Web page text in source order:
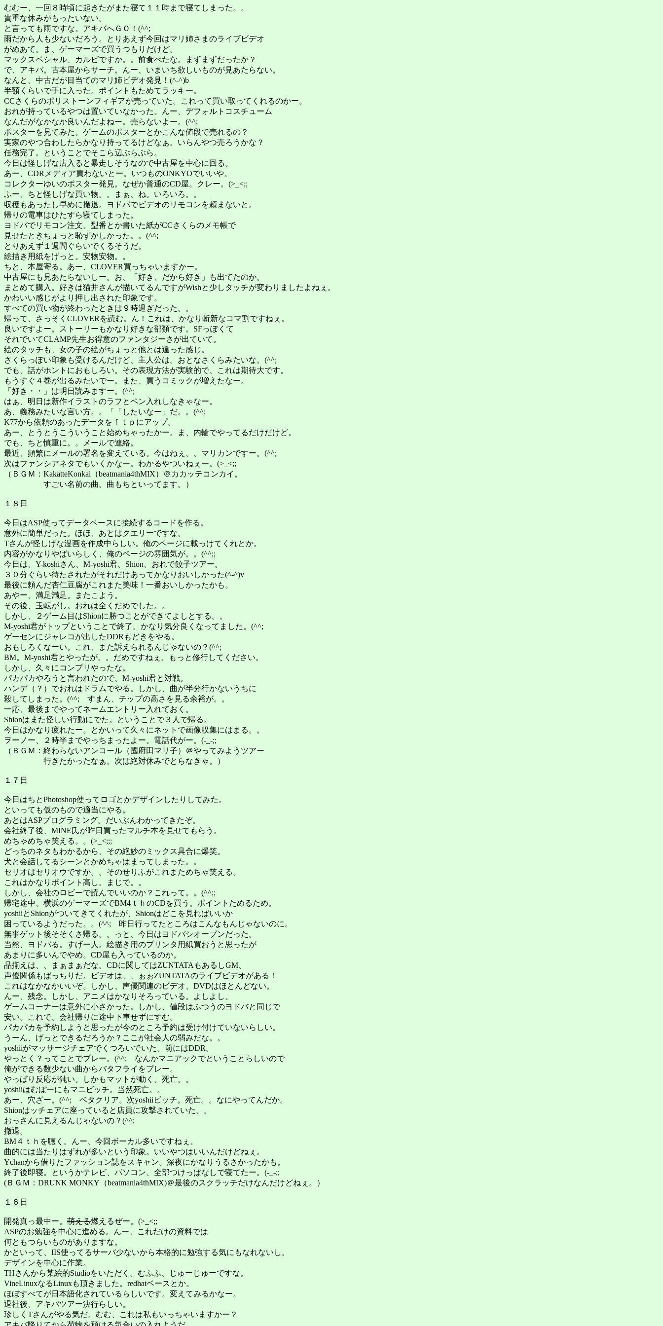
むむー、一回８時頃に起きたがまた寝て１１時まで寝てしまった。。
貴重な休みがもったいない。
と言っても雨ですな。アキバへＧＯ！(^^;
雨だから人も少ないだろう。とりあえず今回はマリ姉さまのライブビデオ
がめあて。ま、ゲーマーズで買うつもりだけど。
マックスペシャル、カルビですか。。前食べたな。まずまずだったか？
で、アキバ。古本屋からサーチ。んー、いまいち欲しいものが見あたらない。
なんと、中古だが目当てのマリ姉ビデオ発見！(^-^)b
半額くらいで手に入った。ポイントもためてラッキー。
CCさくらのポリストーンフィギアが売っていた。これって買い取ってくれるのかー。
おれが持っているやつは置いていなかった。んー、デフォルトコスチューム
なんだがなかなか良いんだよねー。売らないよー。(^^;
ポスターを見てみた。ゲームのポスターとかこんな値段で売れるの？
実家のやつ合わしたらかなり持ってるけどなぁ。いらんやつ売ろうかな？
任務完了。ということでそこら辺ぶらぶら。
今日は怪しげな店入ると暴走しそうなので中古屋を中心に回る。
あー、CDRメディア買わないとー。いつものONKYOでいいや。
コレクターゆいのポスター発見。なぜか普通のCD屋。クレー。(>_<;;
ふー、ちと怪しげな買い物。。まぁ、ね。いろいろ。。
収穫もあったし早めに撤退。ヨドバでビデオのリモコンを頼まないと。
帰りの電車はひたすら寝てしまった。
ヨドバでリモコン注文。型番とか書いた紙がCCさくらのメモ帳で
見せたときちょっと恥ずかしかった。。(^^;
とりあえず１週間ぐらいでくるそうだ。
絵描き用紙をげっと。安物安物。。
ちと、本屋寄る。あー、CLOVER買っちゃいますかー。
中古屋にも見あたらないしー。お、「好き、だから好き」も出てたのか。
まとめて購入。好きは猫井さんが描いてるんですがWishと少しタッチが変わりましたよねぇ。
かわいい感じがより押し出された印象です。
すべての買い物が終わったときは９時過ぎだった。。
帰って、さっそくCLOVERを読む。ん！これは、かなり斬新なコマ割ですねぇ。
良いですよー。ストーリーもかなり好きな部類です。SFっぽくて
それでいてCLAMP先生お得意のファンタジーさが出ていて。
絵のタッチも、女の子の絵がちょっと他とは違った感じ。
さくらっぽい印象も受けるんだけど、主人公は。おとなさくらみたいな。(^^;
でも、話がホントにおもしろい。その表現方法が実験的で、これは期待大です。
もうすぐ４巻が出るみたいでー。また、買うコミックが増えたなー。
「好き・・」は明日読みますー。(^^;
はぁ、明日は新作イラストのラフとペン入れしなきゃなー。
あ、義務みたいな言い方。。「「したいなー」だ。。(^^;
K77から依頼のあったデータをｆｔｐにアップ。
あー、とうとうこういうこと始めちゃったかー。ま、内輪でやってるだけだけど。
でも、ちと慎重に。。メールで連絡。
最近、頻繁にメールの署名を変えている。今はねぇ、、マリカンですー。(^^;
次はファンシアネタでもいくかなー。わかるやついねぇー。(>_<;;
（ＢＧＭ：KakatteKonkai（beatmania4thMIX）＠カカッテコンカイ。
すごい名前の曲。曲もちといってます。）
１８日
今日はASP使ってデータベースに接続するコードを作る。
意外に簡単だった。ほほ、あとはクエリーですな。
Tさんが怪しげな漫画を作成中らしい。俺のページに載っけてくれとか。
内容がかなりやばいらしく、俺のページの雰囲気が。。(^^;;
今日は、Y-koshiさん、M-yoshi君、Shion、おれで餃子ツアー。
３０分ぐらい待たされたがそれだけあってかなりおいしかった(^-^)v
最後に頼んだ杏仁豆腐がこれまた美味！一番おいしかったかも。
あやー、満足満足。またこよう。
その後、玉転がし。おれは全くだめでした。。
しかし、２ゲーム目はShionに勝つことができてよしとする。。
M-yoshi君がトップということで終了。かなり気分良くなってました。(^^;
ゲーセンにジャレコが出したDDRもどきをやる。
おもしろくなーい。これ、また訴えられるんじゃないの？(^^;
BM。M-yoshi君とやったが。。だめですねぇ。もっと修行してください。
しかし、久々にコンプリやったな。
パカパカやろうと言われたので、M-yoshi君と対戦。
ハンデ（？）でおれはドラムでやる。しかし、曲が半分行かないうちに
殺してしまった。(^^; すまん、チップの高さを見る余裕が。。
一応、最後までやってネームエントリー入れておく。
Shionはまた怪しい行動にでた。ということで３人で帰る。
今日はかなり疲れたー。とかいって久々にネットで画像収集にはまる。。
ヲーノー、２時半までやっちまったよー。電話代がー。(-_-;;
（ＢＧＭ：終わらないアンコール（國府田マリ子）＠やってみようツアー
行きたかったなぁ。次は絶対休みでとらなきゃ。）
１７日
今日はちとPhotoshop使ってロゴとかデザインしたりしてみた。
といっても仮のもので適当にやる。
あとはASPプログラミング。だいぶんわかってきたぞ。
会社終了後、MINE氏が昨日買ったマルチ本を見せてもらう。
めちゃめちゃ笑える。。(>_<;;;
どっちのネタもわかるから、その絶妙のミックス具合に爆笑。
犬と会話してるシーンとかめちゃはまってしまった。。
セリオはセリオウですか。。そのせりふがこれまためちゃ笑える。
これはかなりポイント高し。まじで。。
しかし、会社のロビーで読んでいいのか？これって。。(^^;;
帰宅途中、横浜のゲーマーズでBM4ｔｈのCDを買う。ポイントためるため。
yoshiiとShionがついてきてくれたが、Shionはどこを見ればいいか
困っているようだった。。(^^; 昨日行ってたところはこんなもんじゃないのに。
無事ゲット後そそくさ帰る。。っと、今日はヨドバシオープンだった。
当然、ヨドバる。すげー人。絵描き用のプリンタ用紙買おうと思ったが
あまりに多いんでやめ。CD屋も入っているのか。
品揃えは、、まぁまぁだな。CDに関してはZUNTATAもあるしGM、
声優関係もばっちりだ。ビデオは、、ぉぉZUNTATAのライブビデオがある！
これはなかなかいいぞ。しかし、声優関連のビデオ、DVDはほとんどない。
んー、残念。しかし、アニメはかなりそろっている。よしよし。
ゲームコーナーは意外に小さかった。しかし、値段はふつうのヨドバと同じで
安い。これで、会社帰りに途中下車せずにすむ。
パカパカを予約しようと思ったが今のところ予約は受け付けていないらしい。
うーん、げっとできるだろうか？ここが社会人の弱みだな。。
yoshiiがマッサージチェアでくつろいでいた。前にはDDR。
やっとく？ってことでプレー。(^^; なんかマニアックでということらしいので
俺ができる数少ない曲からバタフライをプレー。
やっぱり反応が鈍い。しかもマットが動く。死亡。。
yoshiiはむぼーにもマニビッチ。当然死亡。。
あー、穴ざー。(^^; ベタクリア。次yoshiiビッチ。死亡。。なにやってんだか。
Shionはッチェアに座っていると店員に攻撃されていた。。
おっさんに見えるんじゃないの？(^^;
撤退。
BM４ｔｈを聴く。んー、今回ボーカル多いですねぇ。
曲的には当たりはずれが多いという印象。いいやつはいいんだけどねぇ。
Ychanから借りたファッション誌をスキャン。深夜にかなりうるさかったかも。
終了後即寝。というかテレビ、パソコン、全部つけっぱなしで寝てたー。(-_-;;
(ＢＧＭ：DRUNK MONKY（beatmania4thMIX)＠最後のスクラッチだけなんだけどねぇ。）
１６日
開発真っ最中ー。 萌える燃えるぜー。(>_<;;
ASPのお勉強を中心に進める。んー、これだけの資料では
何ともつらいものがありますな。
かといって、IIS使ってるサーバ少ないから本格的に勉強する気にもなれないし。
デザインを中心に作業。
THさんから某絵的Studioをいただく。むふふ、じゅーじゅーですな。
VineLinuxなるLinuxも頂きました。redhatベースとか。
ほぼすべてが日本語化されているらしいです。変えてみるかなー。
退社後、アキバツアー決行らしい。
珍しくTさんがやる気だ。むむ、これは私もいっちゃいますかー？